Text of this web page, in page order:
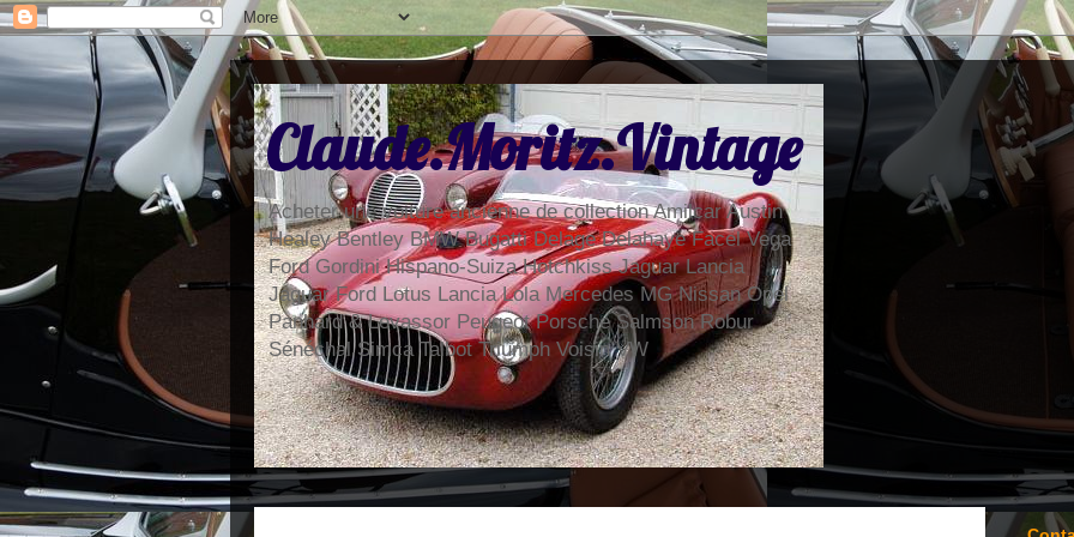
Claude.Moritz.Vintage
Acheter une voiture ancienne de collection Amilcar Austin
Healey Bentley BMW Bugatti Delage Delahaye Facel Vega
Ford Gordini Hispano-Suiza Hotchkiss Jaguar Lancia
Jaguar Ford Lotus Lancia Lola Mercedes MG Nissan Opel
Panhard & Levassor Peugeot Porsche Salmson Robur
Sénéchal Simca Talbot Triumph Voisin VW